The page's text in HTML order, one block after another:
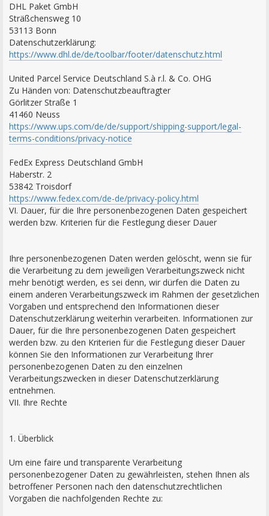
DHL Paket GmbH
Sträßchensweg 10
53113 Bonn
Datenschutzerklärung:
https://www.dhl.de/de/toolbar/footer/datenschutz.html
United Parcel Service Deutschland S.à r.l. & Co. OHG
Zu Händen von: Datenschutzbeauftragter
Görlitzer Straße 1
41460 Neuss
https://www.ups.com/de/de/support/shipping-support/legal-
terms-conditions/privacy-notice
FedEx Express Deutschland GmbH
Haberstr. 2
53842 Troisdorf
https://www.fedex.com/de-de/privacy-policy.html
VI. Dauer, für die Ihre personenbezogenen Daten gespeichert
werden bzw. Kriterien für die Festlegung dieser Dauer
Ihre personenbezogenen Daten werden gelöscht, wenn sie für
die Verarbeitung zu dem jeweiligen Verarbeitungszweck nicht
mehr benötigt werden, es sei denn, wir dürfen die Daten zu
einem anderen Verarbeitungszweck im Rahmen der gesetzlichen
Vorgaben und entsprechend den Informationen dieser
Datenschutzerklärung weiterhin verarbeiten. Informationen zur
Dauer, für die Ihre personenbezogenen Daten gespeichert
werden bzw. zu den Kriterien für die Festlegung dieser Dauer
können Sie den Informationen zur Verarbeitung Ihrer
personenbezogenen Daten zu den einzelnen
Verarbeitungszwecken in dieser Datenschutzerklärung
entnehmen.
VII. Ihre Rechte
1. Überblick
Um eine faire und transparente Verarbeitung
personenbezogener Daten zu gewährleisten, stehen Ihnen als
betroffener Personen nach den datenschutzrechtlichen
Vorgaben die nachfolgenden Rechte zu: